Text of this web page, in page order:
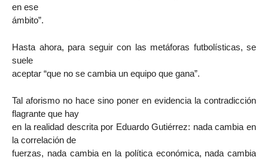
en ese
ámbito”.
Hasta ahora, para seguir con las metáforas futbolísticas, se
suele
aceptar “que no se cambia un equipo que gana”.
Tal aforismo no hace sino poner en evidencia la contradicción
flagrante que hay
en la realidad descrita por Eduardo Gutiérrez: nada cambia en
la correlación de
fuerzas, nada cambia en la política económica, nada cambia